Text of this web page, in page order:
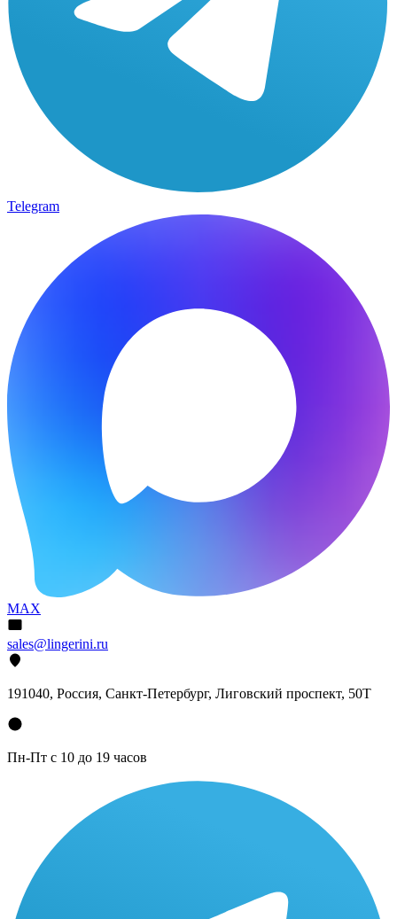
Telegram
MAX
sales@lingerini.ru
191040, Россия, Санкт-Петербург, Лиговский проспект, 50Т
Пн-Пт с 10 до 19 часов